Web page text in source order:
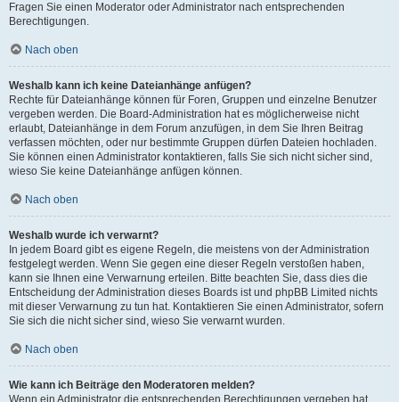
Fragen Sie einen Moderator oder Administrator nach entsprechenden
Berechtigungen.
Nach oben
Weshalb kann ich keine Dateianhänge anfügen?
Rechte für Dateianhänge können für Foren, Gruppen und einzelne Benutzer
vergeben werden. Die Board-Administration hat es möglicherweise nicht
erlaubt, Dateianhänge in dem Forum anzufügen, in dem Sie Ihren Beitrag
verfassen möchten, oder nur bestimmte Gruppen dürfen Dateien hochladen.
Sie können einen Administrator kontaktieren, falls Sie sich nicht sicher sind,
wieso Sie keine Dateianhänge anfügen können.
Nach oben
Weshalb wurde ich verwarnt?
In jedem Board gibt es eigene Regeln, die meistens von der Administration
festgelegt werden. Wenn Sie gegen eine dieser Regeln verstoßen haben,
kann sie Ihnen eine Verwarnung erteilen. Bitte beachten Sie, dass dies die
Entscheidung der Administration dieses Boards ist und phpBB Limited nichts
mit dieser Verwarnung zu tun hat. Kontaktieren Sie einen Administrator, sofern
Sie sich die nicht sicher sind, wieso Sie verwarnt wurden.
Nach oben
Wie kann ich Beiträge den Moderatoren melden?
Wenn ein Administrator die entsprechenden Berechtigungen vergeben hat,